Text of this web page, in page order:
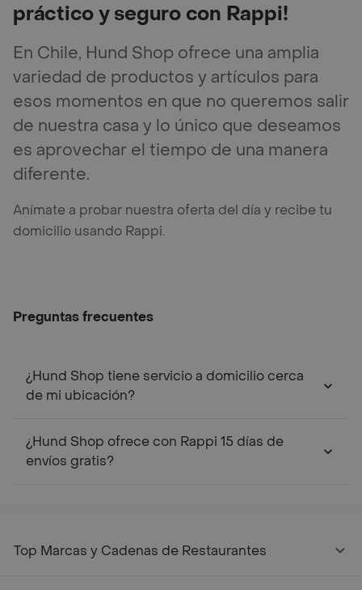
práctico y seguro con Rappi!
En Chile, Hund Shop ofrece una amplia
variedad de productos y artículos para
esos momentos en que no queremos salir
de nuestra casa y lo único que deseamos
es aprovechar el tiempo de una manera
diferente.
Anímate a probar nuestra oferta del día y recibe tu
domicilio usando Rappi.
Preguntas frecuentes
¿Hund Shop tiene servicio a domicilio cerca
de mi ubicación?
¿Hund Shop ofrece con Rappi 15 días de
envíos gratis?
Top Marcas y Cadenas de Restaurantes